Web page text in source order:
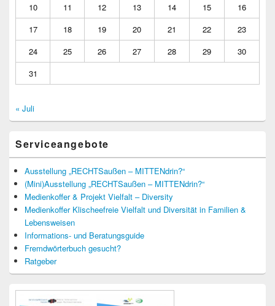
10
11 12 13 14 15
16
17
18 19 20 21 22
23
24
25 26 27 28 29
30
31
« Juli
Serviceangebote
Ausstellung „RECHTSaußen – MITTENdrin?“
(Mini)Ausstellung „RECHTSaußen – MITTENdrin?“
Medienkoffer & Projekt Vielfalt – Diversity
Medienkoffer Klischeefreie Vielfalt und Diversität in Familien &
Lebensweisen
Informations- und Beratungsguide
Fremdwörterbuch gesucht?
Ratgeber